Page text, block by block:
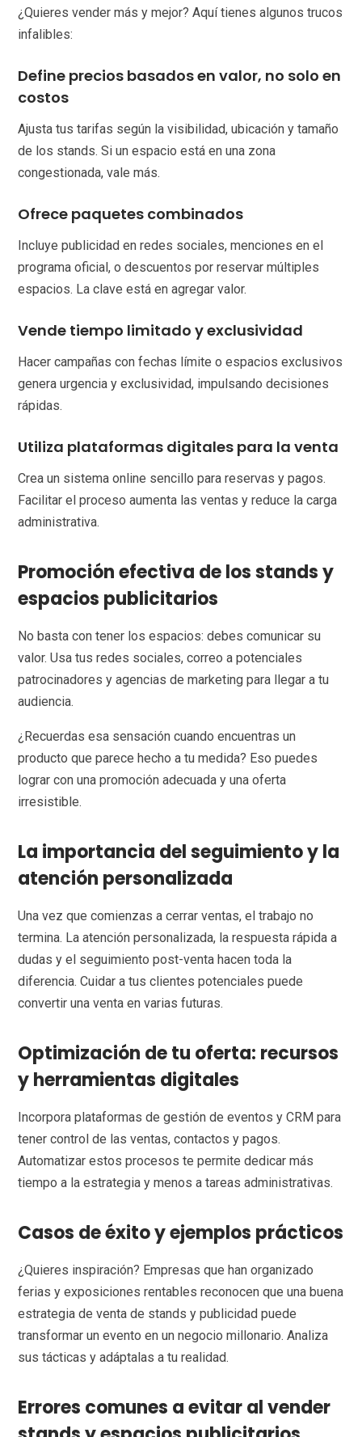
¿Quieres vender más y mejor? Aquí tienes algunos trucos
infalibles:
Define precios basados en valor, no solo en
costos
Ajusta tus tarifas según la visibilidad, ubicación y tamaño
de los stands. Si un espacio está en una zona
congestionada, vale más.
Ofrece paquetes combinados
Incluye publicidad en redes sociales, menciones en el
programa oficial, o descuentos por reservar múltiples
espacios. La clave está en agregar valor.
Vende tiempo limitado y exclusividad
Hacer campañas con fechas límite o espacios exclusivos
genera urgencia y exclusividad, impulsando decisiones
rápidas.
Utiliza plataformas digitales para la venta
Crea un sistema online sencillo para reservas y pagos.
Facilitar el proceso aumenta las ventas y reduce la carga
administrativa.
Promoción efectiva de los stands y
espacios publicitarios
No basta con tener los espacios: debes comunicar su
valor. Usa tus redes sociales, correo a potenciales
patrocinadores y agencias de marketing para llegar a tu
audiencia.
¿Recuerdas esa sensación cuando encuentras un
producto que parece hecho a tu medida? Eso puedes
lograr con una promoción adecuada y una oferta
irresistible.
La importancia del seguimiento y la
atención personalizada
Una vez que comienzas a cerrar ventas, el trabajo no
termina. La atención personalizada, la respuesta rápida a
dudas y el seguimiento post-venta hacen toda la
diferencia. Cuidar a tus clientes potenciales puede
convertir una venta en varias futuras.
Optimización de tu oferta: recursos
y herramientas digitales
Incorpora plataformas de gestión de eventos y CRM para
tener control de las ventas, contactos y pagos.
Automatizar estos procesos te permite dedicar más
tiempo a la estrategia y menos a tareas administrativas.
Casos de éxito y ejemplos prácticos
¿Quieres inspiración? Empresas que han organizado
ferias y exposiciones rentables reconocen que una buena
estrategia de venta de stands y publicidad puede
transformar un evento en un negocio millonario. Analiza
sus tácticas y adáptalas a tu realidad.
Errores comunes a evitar al vender